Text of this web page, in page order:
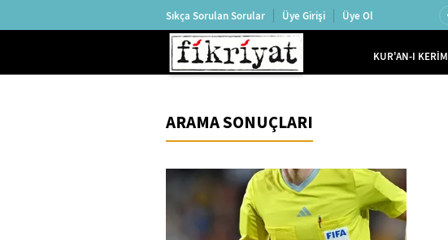
Sıkça Sorulan Sorular Üye Girişi Üye Ol
KUR'AN-I KERİM
ARAMA SONUÇLARI